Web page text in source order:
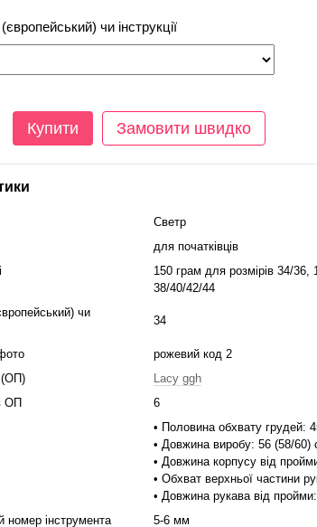
чи інструкції
Купити Замовити швидко
Светр
для початківців
150 грам для розмірів 34/36,
38/40/42/44
чи
34
рожевий код 2
(ОП)
Lacy ggh
ОП
6
• Половина обхвату грудей:
• Довжина виробу: 56 (58/60)
• Довжина корпусу від
• Обхват верхньої частини
• Довжина рукава від
номер інструмента
5-6 мм